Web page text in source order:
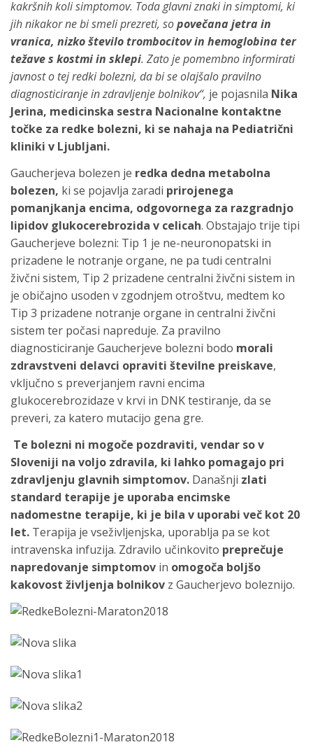
kakršnih koli simptomov. Toda glavni znaki in simptomi, ki
jih nikakor ne bi smeli prezreti, sopovečana jetra in
vranica, nizko število trombocitov in hemoglobina ter
težave s kostmi in sklepi. Zato je pomembno informirati
javnost o tej redki bolezni, da bi se olajšalo pravilno
diagnosticiranje in zdravljenje bolnikov“, je pojasnila Nika
Jerina, medicinska sestra Nacionalne kontaktne
točke za redke bolezni, ki se nahaja na Pediatrični
kliniki v Ljubljani.
Gaucherjeva bolezen je redka dedna metabolna
bolezen, ki se pojavlja zaradi prirojenega
pomanjkanja encima, odgovornega za razgradnjo
lipidov glukocerebrozida v celicah. Obstajajo trije tipi
Gaucherjeve bolezni: Tip 1 je ne-neuronopatski in
prizadene le notranje organe, ne pa tudi centralni
živčni sistem, Tip 2 prizadene centralni živčni sistem in
je običajno usoden v zgodnjem otroštvu, medtem ko
Tip 3 prizadene notranje organe in centralni živčni
sistem ter počasi napreduje. Za pravilno
diagnosticiranje Gaucherjeve bolezni bodo morali
zdravstveni delavci opraviti številne preiskave,
vključno s preverjanjem ravni encima
glukocerebrozidaze v krvi in DNK testiranje, da se
preveri, za katero mutacijo gena gre.
Te bolezni ni mogoče pozdraviti, vendar so v
Sloveniji na voljo zdravila, ki lahko pomagajo pri
zdravljenju glavnih simptomov. Današnji zlati
standard terapije je uporaba encimske
nadomestne terapije, ki je bila v uporabi več kot 20
let. Terapija je vseživljenjska, uporablja pa se kot
intravenska infuzija. Zdravilo učinkovito preprečuje
napredovanje simptomov in omogoča boljšo
kakovost življenja bolnikov z Gaucherjevo boleznijo.